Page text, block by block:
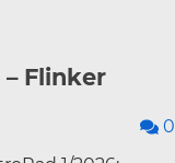
Flinker
0